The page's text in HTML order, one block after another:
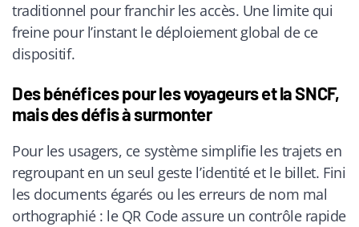
traditionnel pour franchir les accès. Une limite qui
freine pour l’instant le déploiement global de ce
dispositif.
Des bénéfices pour les voyageurs et la SNCF,
mais des défis à surmonter
Pour les usagers, ce système simplifie les trajets en
regroupant en un seul geste l’identité et le billet. Fini
les documents égarés ou les erreurs de nom mal
orthographié : le QR Code assure un contrôle rapide